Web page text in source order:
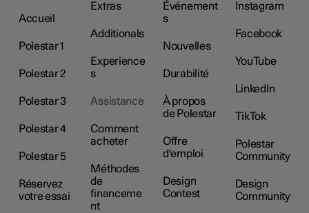
Accueil
Polestar 1
Polestar 2
Polestar 3
Polestar 4
Polestar 5
Réservez
votre essai
Extras
Additionals
Experience
s
Assistance
Comment
acheter
Méthodes
de
financeme
nt
Événement
s
Nouvelles
Durabilité
À propos
de Polestar
Offre
d'emploi
Design
Contest
Instagram
Facebook
YouTube
LinkedIn
TikTok
Polestar
Community
Design
Community